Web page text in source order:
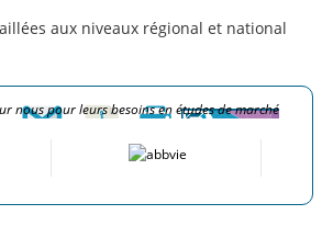
aux niveaux régional et national
nous pour leurs besoins en études de marché